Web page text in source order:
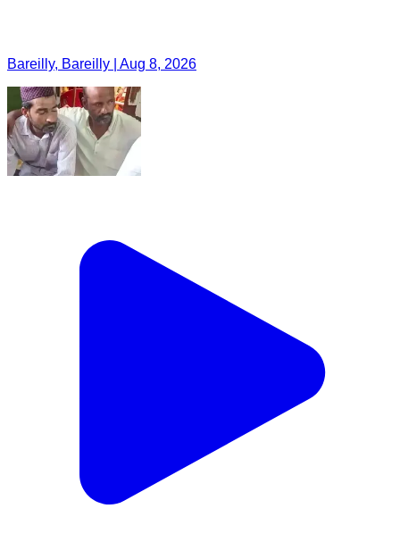
Bareilly, Bareilly | Aug 8, 2026